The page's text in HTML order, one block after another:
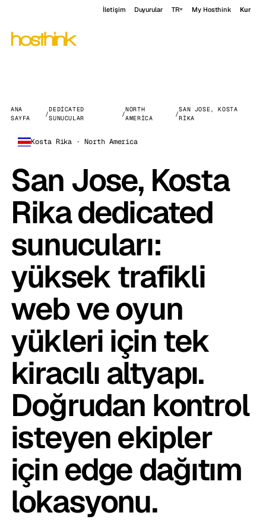
İletişim Duyurular TR My Hosthink Kur
ANA
SAYFA
/
DEDICATED
SUNUCULAR
/
NORTH
AMERICA
/
SAN JOSE, KOSTA
RIKA
Kosta Rika · North America
San Jose, Kosta
Rika dedicated
sunucuları:
yüksek trafikli
web ve oyun
yükleri için tek
kiracılı altyapı.
Doğrudan kontrol
isteyen ekipler
için edge dağıtım
lokasyonu.